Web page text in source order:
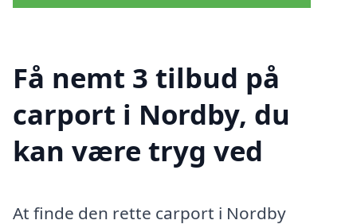
Få nemt 3 tilbud på
carport i Nordby, du
kan være tryg ved
At finde den rette carport i Nordby